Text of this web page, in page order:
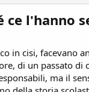
ce l'hanno
in cisi, facevano
di un passato di
ma il